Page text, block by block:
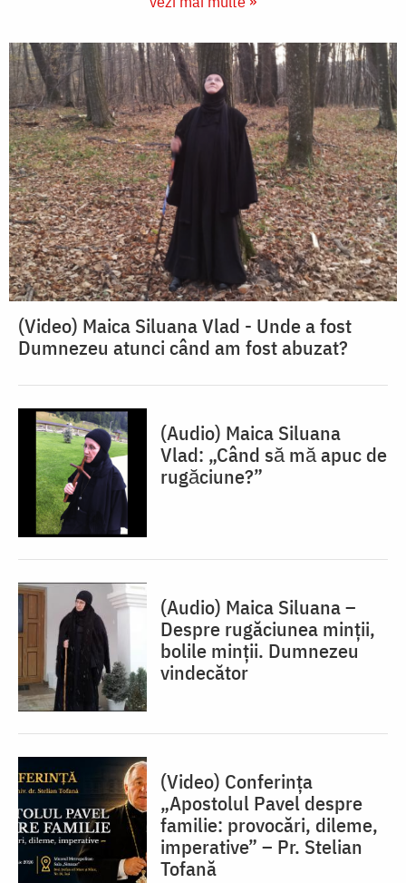
(Video) Maica Siluana Vlad - Unde a fost
Dumnezeu atunci când am fost abuzat?
(Audio) Maica Siluana
Vlad: „Când să mă apuc de
rugăciune?”
(Audio) Maica Siluana –
Despre rugăciunea minții,
bolile minții. Dumnezeu
vindecător
(Video) Conferința
„Apostolul Pavel despre
familie: provocări, dileme,
imperative” – Pr. Stelian
Tofană